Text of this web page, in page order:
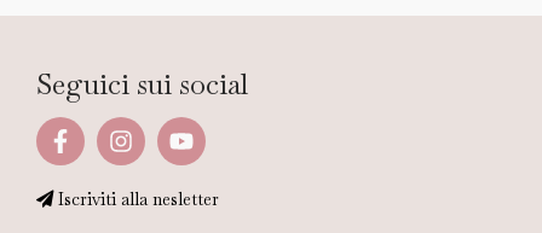
Seguici sui social
Iscriviti alla nesletter